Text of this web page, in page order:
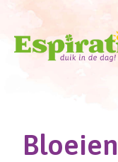
Doorgaan
inhoud